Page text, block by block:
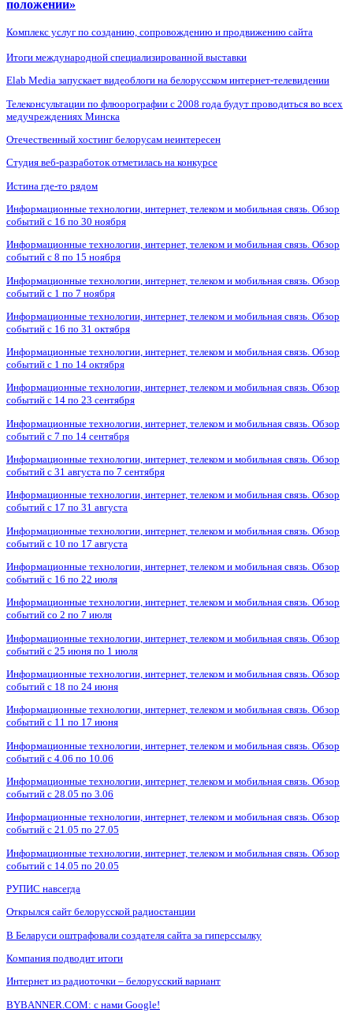
положении»
Комплекс услуг по созданию, сопровождению и продвижению сайта
Итоги международной специализированной выставки
Elab Media запускает видеоблоги на белорусском интернет-телевидении
Телеконсультации по флюорографии с 2008 года будут проводиться во всех
медучреждениях Минска
Отечественный хостинг белорусам неинтересен
Студия веб-разработок отметилась на конкурсе
Истина где-то рядом
Информационные технологии, интернет, телеком и мобильная связь. Обзор
событий с 16 по 30 ноября
Информационные технологии, интернет, телеком и мобильная связь. Обзор
событий с 8 по 15 ноября
Информационные технологии, интернет, телеком и мобильная связь. Обзор
событий с 1 по 7 ноября
Информационные технологии, интернет, телеком и мобильная связь. Обзор
событий с 16 по 31 октября
Информационные технологии, интернет, телеком и мобильная связь. Обзор
событий с 1 по 14 октября
Информационные технологии, интернет, телеком и мобильная связь. Обзор
событий с 14 по 23 сентября
Информационные технологии, интернет, телеком и мобильная связь. Обзор
событий с 7 по 14 сентября
Информационные технологии, интернет, телеком и мобильная связь. Обзор
событий с 31 августа по 7 сентября
Информационные технологии, интернет, телеком и мобильная связь. Обзор
событий с 17 по 31 августа
Информационные технологии, интернет, телеком и мобильная связь. Обзор
событий с 10 по 17 августа
Информационные технологии, интернет, телеком и мобильная связь. Обзор
событий с 16 по 22 июля
Информационные технологии, интернет, телеком и мобильная связь. Обзор
событий со 2 по 7 июля
Информационные технологии, интернет, телеком и мобильная связь. Обзор
событий с 25 июня по 1 июля
Информационные технологии, интернет, телеком и мобильная связь. Обзор
событий с 18 по 24 июня
Информационные технологии, интернет, телеком и мобильная связь. Обзор
событий с 11 по 17 июня
Информационные технологии, интернет, телеком и мобильная связь. Обзор
событий с 4.06 по 10.06
Информационные технологии, интернет, телеком и мобильная связь. Обзор
событий с 28.05 по 3.06
Информационные технологии, интернет, телеком и мобильная связь. Обзор
событий с 21.05 по 27.05
Информационные технологии, интернет, телеком и мобильная связь. Обзор
событий с 14.05 по 20.05
РУПИС навсегда
Открылся сайт белорусской радиостанции
В Беларуси оштрафовали создателя сайта за гиперссылку
Компания подводит итоги
Интернет из радиоточки – белорусский вариант
BYBANNER.COM: c нами Google!